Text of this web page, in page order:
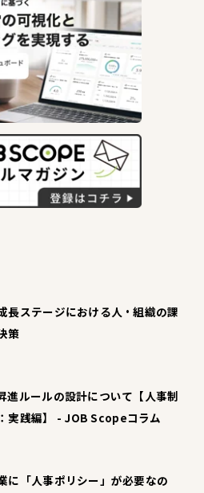
長ステージにおける人・組織の課
策
進ルールの設計について【人事制
実践編】 - JOB Scopeコラム
に「人事ポリシー」が必要なの